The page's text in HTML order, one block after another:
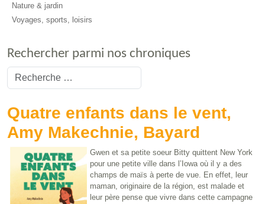
Nature & jardin
Voyages, sports, loisirs
Rechercher parmi nos chroniques
Valider
Quatre enfants dans le vent,
Amy Makechnie, Bayard
Gwen et sa petite soeur Bitty quittent New York
pour une petite ville dans l’Iowa où il y a des
champs de maïs à perte de vue. En effet, leur
maman, originaire de la région, est malade et
leur père pense que vivre dans cette campagne